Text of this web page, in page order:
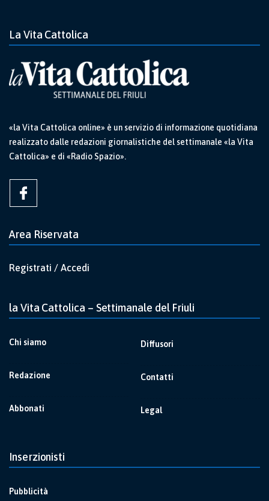
La Vita Cattolica
«la Vita Cattolica online» è un servizio di informazione quotidiana
realizzato dalle redazioni giornalistiche del settimanale «la Vita
Cattolica» e di «Radio Spazio».
Area Riservata
Registrati / Accedi
la Vita Cattolica – Settimanale del Friuli
Chi siamo
Redazione
Abbonati
Diffusori
Contatti
Legal
Inserzionisti
Pubblicità